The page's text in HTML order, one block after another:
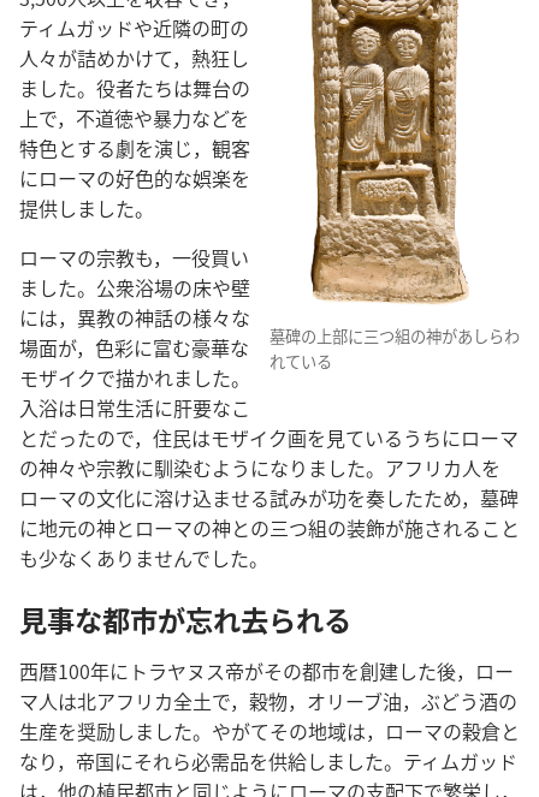
墓碑の上部に三つ組の神があしらわ
れている
ティムガッドや近隣の町の
人々が詰めかけて，熱狂し
ました。役者たちは舞台の
上で，不道徳や暴力などを
特色とする劇を演じ，観客
にローマの好色的な娯楽を
提供しました。
ローマの宗教も，一役買い
ました。公衆浴場の床や壁
には，異教の神話の様々な
場面が，色彩に富む豪華な
モザイクで描かれました。
入浴は日常生活に肝要なこ
とだったので，住民はモザイク画を見ているうちにローマ
の神々や宗教に馴染むようになりました。アフリカ人を
ローマの文化に溶け込ませる試みが功を奏したため，墓碑
に地元の神とローマの神との三つ組の装飾が施されること
も少なくありませんでした。
見事な都市が忘れ去られる
西暦100年にトラヤヌス帝がその都市を創建した後，ロー
マ人は北アフリカ全土で，穀物，オリーブ油，ぶどう酒の
生産を奨励しました。やがてその地域は，ローマの穀倉と
なり，帝国にそれら必需品を供給しました。ティムガッド
は，他の植民都市と同じようにローマの支配下で繁栄し，